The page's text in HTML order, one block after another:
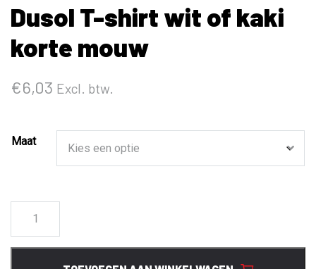
Dusol T-shirt wit of kaki
korte mouw
€6,03 Excl. btw.
Maat
shirt